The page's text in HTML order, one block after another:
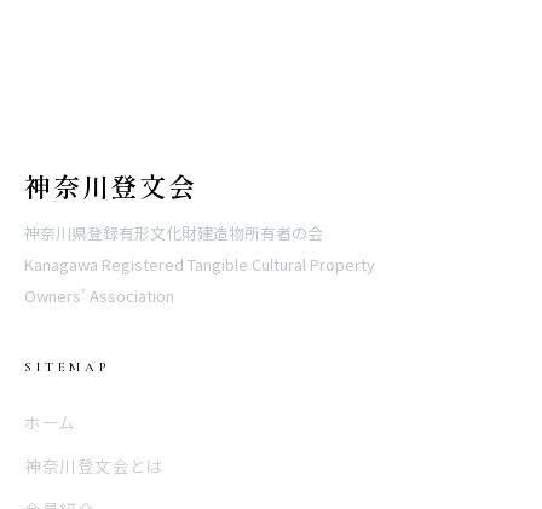
神奈川登文会
神奈川県登録有形文化財建造物所有者の会
Kanagawa Registered Tangible Cultural Property
Owners' Association
SITEMAP
ホーム
神奈川登文会とは